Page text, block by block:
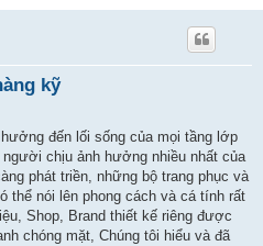
kỹ
đến lối sống của mọi tầng lớp
chịu ảnh hưởng nhiều nhất của
phát triền, những bộ trang phục và
thể nói lên phong cách và cá tính rất
Shop, Brand thiết kế riêng được
chóng mặt, Chúng tôi hiểu và đã